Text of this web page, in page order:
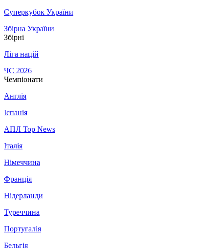
Суперкубок України
Збірна України
Збірні
Ліга націй
ЧС 2026
Чемпіонати
Англія
Іспанія
АПЛ Top News
Італія
Німеччина
Франція
Нідерланди
Туреччина
Португалія
Бельгія